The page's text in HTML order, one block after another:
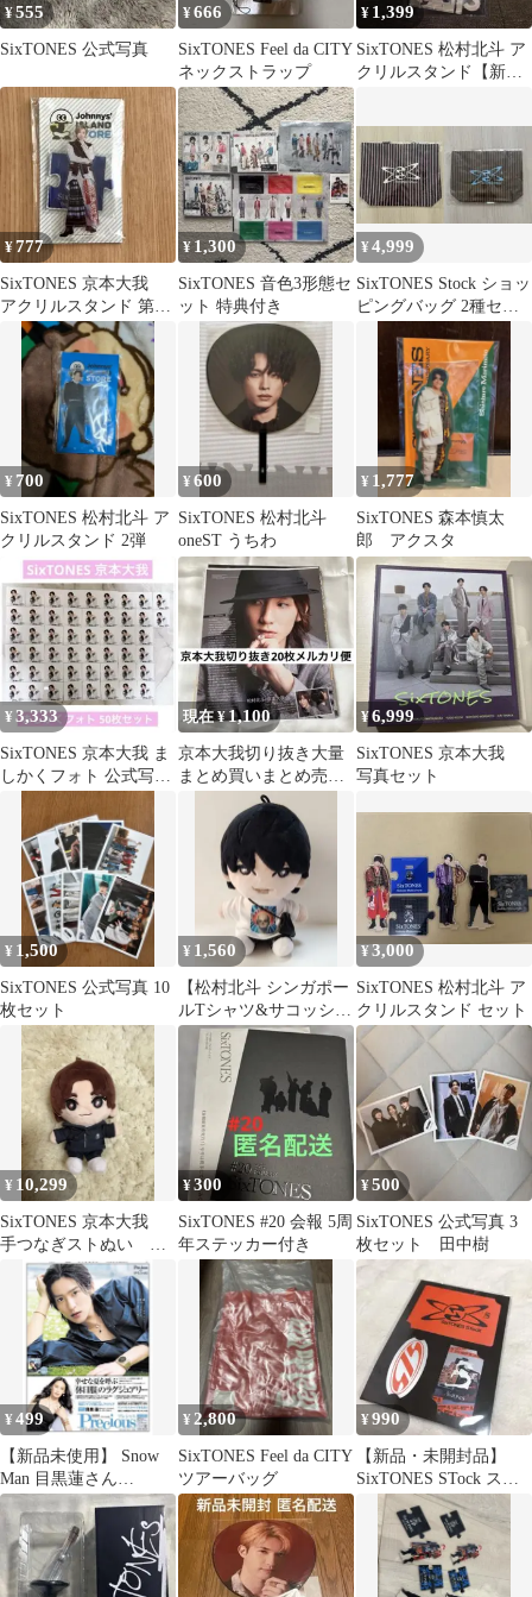
¥555
SixTONES 公式写真
¥666
SixTONES Feel da CITY
ネックストラップ
¥ 1,399
SixTONES 松村北斗 ア
クリルスタンド【新
¥777
SixTONES 京本大我
アクリルスタンド 第１
¥ 1,300
SixTONES 音色3形態セ
ット 特典付き
¥4,999
SixTONES Stock ショッ
ピングバッグ 2種セッ
¥ 700
SixTONES 松村北斗 ア
クリルスタンド 2弾
¥600
SixTONES 松村北斗
oneST うちわ
¥ 1,777
SixTONES 森本慎太
郎 アクスタ
¥3,333
SixTONES 京本大我 ま
しかくフォト 公式写真
現在 ¥1,100
京本大我切り抜き大量
まとめ買いまとめ売り
SixTONESストーンズ1
¥6,999
SixTONES 京本大我
写真セット
¥ 1,500
SixTONES 公式写真 10
枚セット
¥ 1,560
【松村北斗 シンガポー
ルTシャツ&サコッシ
ュ】ストぬい ぬい服
SixTONES
¥3,000
SixTONES 松村北斗 ア
クリルスタンド セット
¥ 10,299
SixTONES 京本大我
手つなぎストぬい ぬ
いぐるみ
¥300
SixTONES #20 会報 5周
年ステッカー付き
¥500
SixTONES 公式写真 3
枚セット 田中樹
¥499
【新品未使用】 Snow
Man 目黒蓮さん
✖️precious日経新聞全面
広告
¥ 2,800
SixTONES Feel da CITY
ツアーバッグ
¥990
【新品・未開封品】
SixTONES STock スト
スト ステッカー